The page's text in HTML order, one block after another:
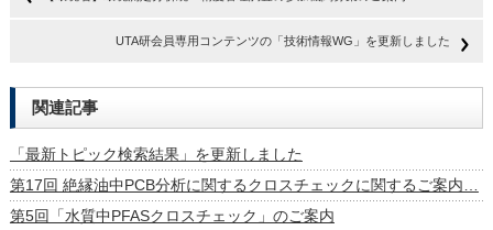
UTA研会員専用コンテンツの「技術情報WG」を更新しました
関連記事
「最新トピック検索結果」を更新しました
第17回 絶縁油中PCB分析に関するクロスチェックに関するご案内…
第5回「水質中PFASクロスチェック」のご案内